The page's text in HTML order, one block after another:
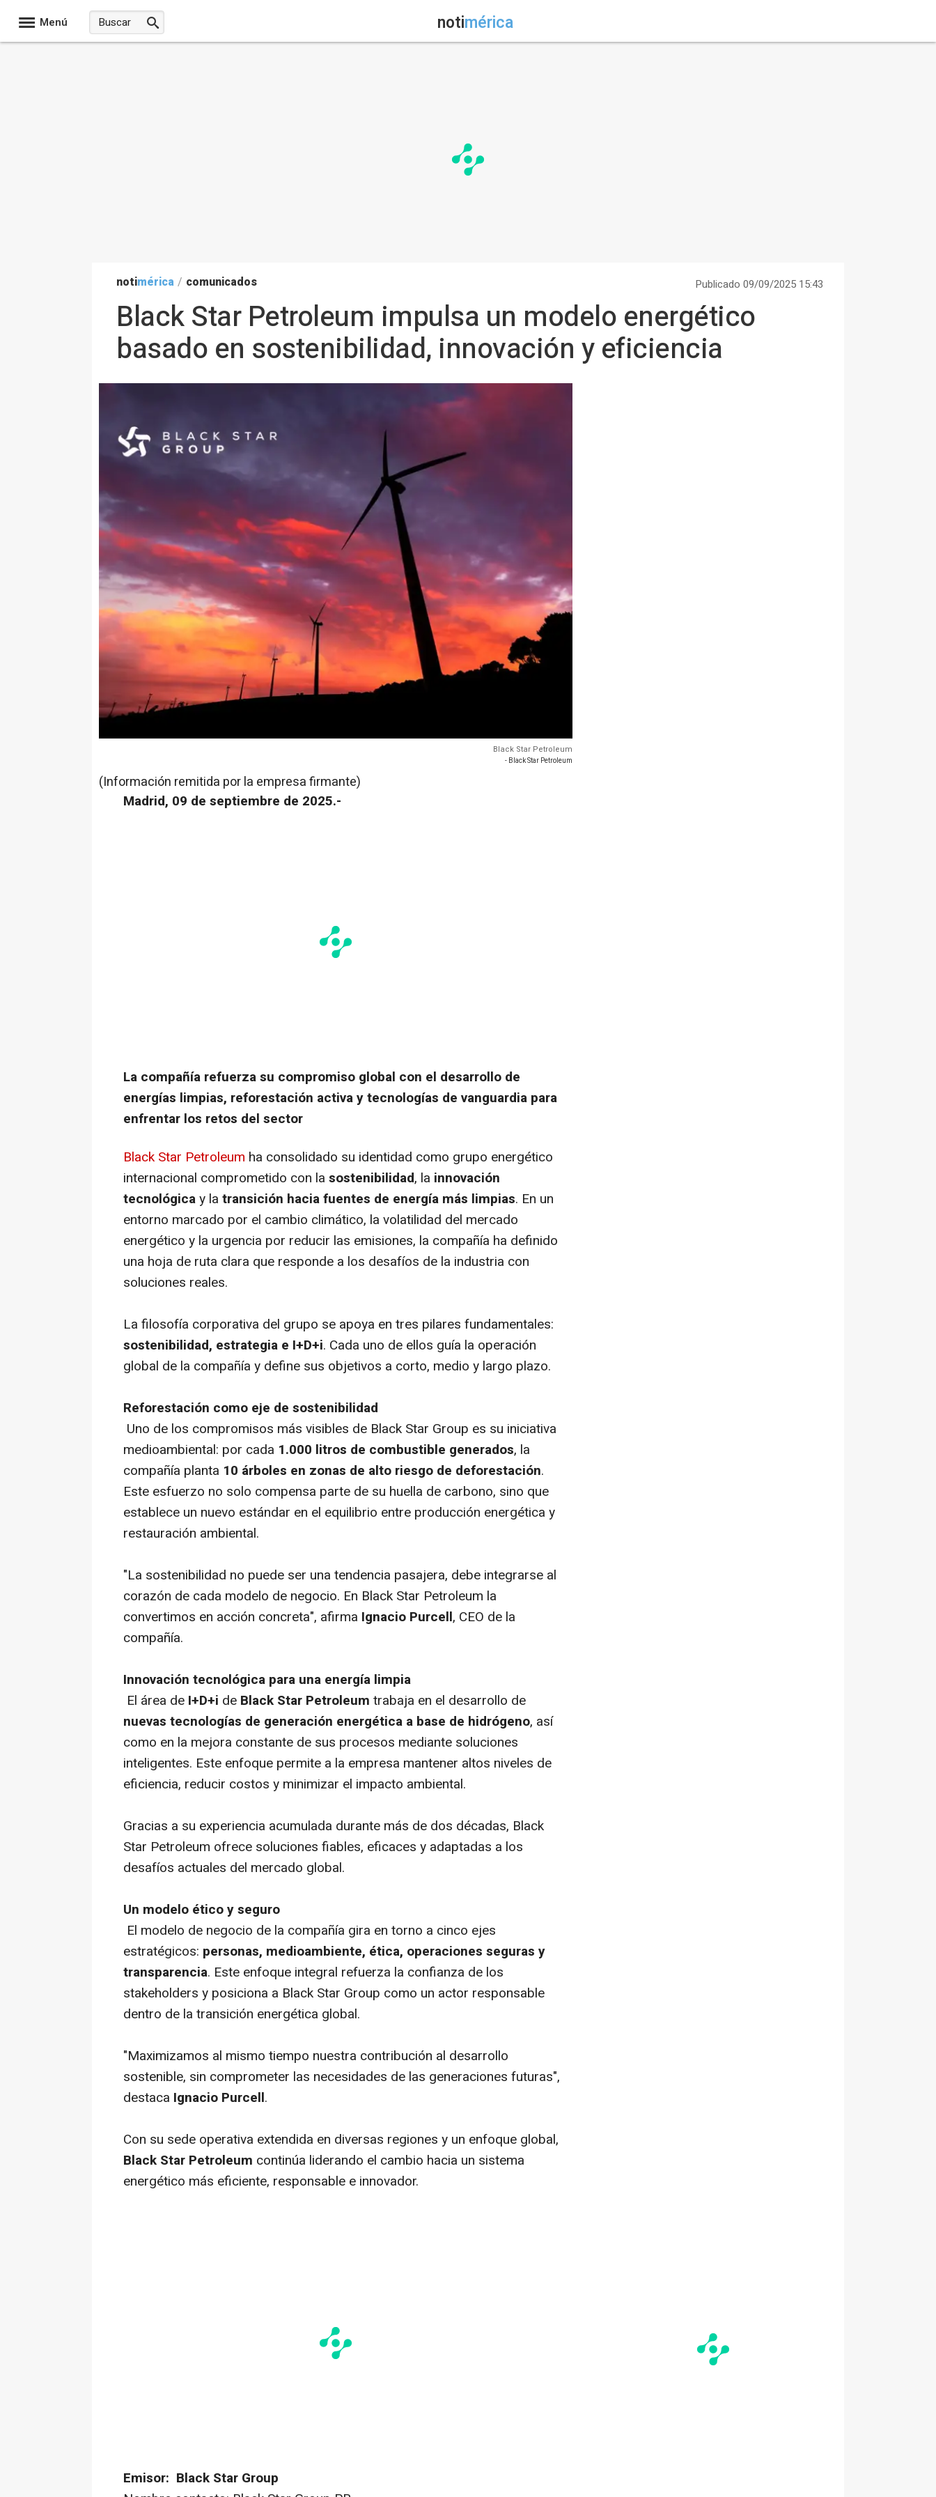
Menú notimérica
notimérica / comunicados Publicado 09/09/2025 15:43
Black Star Petroleum impulsa un modelo energético
basado en sostenibilidad, innovación y eficiencia
Black Star Petroleum
- Black Star Petroleum
(Información remitida por la empresa firmante)
Madrid, 09 de septiembre de 2025.-
La compañía refuerza su compromiso global con el desarrollo de
energías limpias, reforestación activa y tecnologías de vanguardia para
enfrentar los retos del sector
Black Star Petroleum ha consolidado su identidad como grupo energético
internacional comprometido con la sostenibilidad, la innovación
tecnológicay la transición hacia fuentes de energía más limpias. En un
entorno marcado por el cambio climático, la volatilidad del mercado
energético y la urgencia por reducir las emisiones, la compañía ha definido
una hoja de ruta clara que responde a los desafíos de la industria con
soluciones reales.
La filosofía corporativa del grupo se apoya en tres pilares fundamentales:
sostenibilidad, estrategia e I+D+i. Cada uno de ellos guía la operación
global de la compañía y define sus objetivos a corto, medio y largo plazo.
Reforestación como eje de sostenibilidad
Uno de los compromisos más visibles de Black Star Group es su iniciativa
medioambiental: por cada 1.000 litros de combustible generados, la
compañía planta 10 árboles en zonas de alto riesgo de deforestación.
Este esfuerzo no solo compensa parte de su huella de carbono, sino que
establece un nuevo estándar en el equilibrio entre producción energética y
restauración ambiental.
"La sostenibilidad no puede ser una tendencia pasajera, debe integrarse al
corazón de cada modelo de negocio. En Black Star Petroleum la
convertimos en acción concreta", afirma Ignacio Purcell, CEO de la
compañía.
Innovación tecnológica para una energía limpia
El área de I+D+i de Black Star Petroleum trabaja en el desarrollo de
nuevas tecnologías de generación energética a base de hidrógeno, así
como en la mejora constante de sus procesos mediante soluciones
inteligentes. Este enfoque permite a la empresa mantener altos niveles de
eficiencia, reducir costos y minimizar el impacto ambiental.
Gracias a su experiencia acumulada durante más de dos décadas, Black
Star Petroleum ofrece soluciones fiables, eficaces y adaptadas a los
desafíos actuales del mercado global.
Un modelo ético y seguro
El modelo de negocio de la compañía gira en torno a cinco ejes
estratégicos: personas, medioambiente, ética, operaciones seguras y
transparencia. Este enfoque integral refuerza la confianza de los
stakeholders y posiciona a Black Star Group como un actor responsable
dentro de la transición energética global.
"Maximizamos al mismo tiempo nuestra contribución al desarrollo
sostenible, sin comprometer las necesidades de las generaciones futuras",
destaca Ignacio Purcell.
Con su sede operativa extendida en diversas regiones y un enfoque global,
Black Star Petroleum continúa liderando el cambio hacia un sistema
energético más eficiente, responsable e innovador.
Emisor: Black Star Group